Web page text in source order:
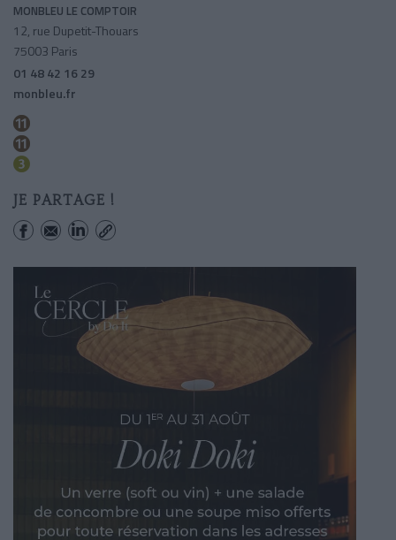
MONBLEU LE COMPTOIR
12, rue Dupetit-Thouars
75003 Paris
01 48 42 16 29
monbleu.fr
JE PARTAGE !